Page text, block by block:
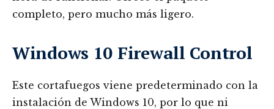
completo, pero mucho más ligero.
Windows 10 Firewall Control
Este cortafuegos viene predeterminado con la
instalación de Windows 10, por lo que ni